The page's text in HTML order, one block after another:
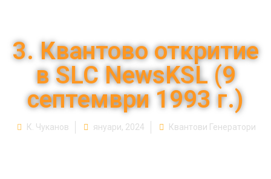
3. Квантово откритие
в SLC NewsKSL (9
септември 1993 г.)
К. Чуканов януари, 2024 Квантови Генератори